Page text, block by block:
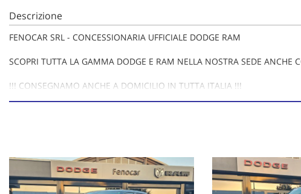
Descrizione
FENOCAR SRL - CONCESSIONARIA UFFICIALE DODGE RAM
SCOPRI TUTTA LA GAMMA DODGE E RAM NELLA NOSTRA SEDE ANCHE
!!! CONSEGNAMO ANCHE A DOMICILIO IN TUTTA ITALIA !!!
LA NOSTRA CONCESSIONARIA SPOSA IL CONCETTO DI PREZZO
RAM 1500 LIMITED NIGHT PREMIUM 4X4 CREW CAB 3.0 I6 HURRICANE